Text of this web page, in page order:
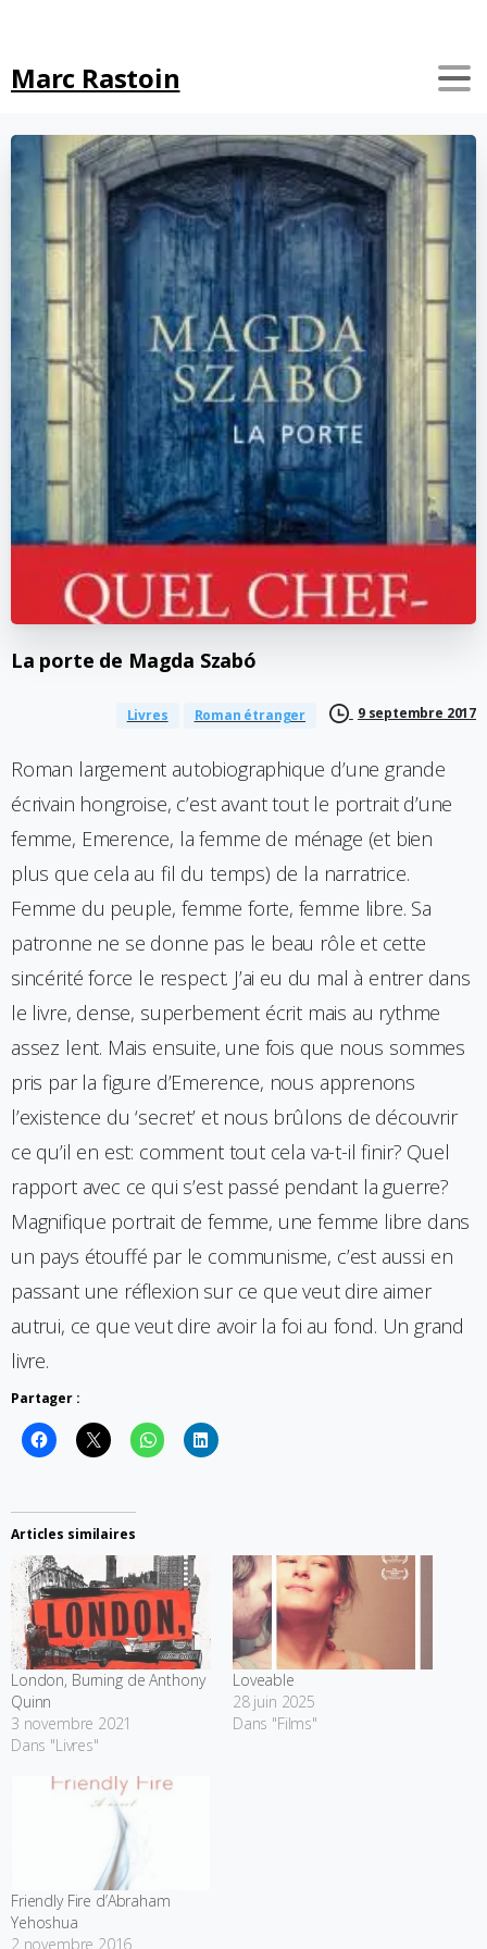
Marc Rastoin
La porte de Magda Szabó
Livres Roman étranger 9 septembre 2017
Roman largement autobiographique d’une grande
écrivain hongroise, c’est avant tout le portrait d’une
femme, Emerence, la femme de ménage (et bien
plus que cela au fil du temps) de la narratrice.
Femme du peuple, femme forte, femme libre. Sa
patronne ne se donne pas le beau rôle et cette
sincérité force le respect. J’ai eu du mal à entrer dans
le livre, dense, superbement écrit mais au rythme
assez lent. Mais ensuite, une fois que nous sommes
pris par la figure d’Emerence, nous apprenons
l’existence du ‘secret’ et nous brûlons de découvrir
ce qu’il en est: comment tout cela va-t-il finir? Quel
rapport avec ce qui s’est passé pendant la guerre?
Magnifique portrait de femme, une femme libre dans
un pays étouffé par le communisme, c’est aussi en
passant une réflexion sur ce que veut dire aimer
autrui, ce que veut dire avoir la foi au fond. Un grand
livre.
Partager :
Articles similaires
London, Burning de Anthony
Quinn
3 novembre 2021
Dans "Livres"
Loveable
28 juin 2025
Dans "Films"
Friendly Fire d’Abraham
Yehoshua
2 novembre 2016